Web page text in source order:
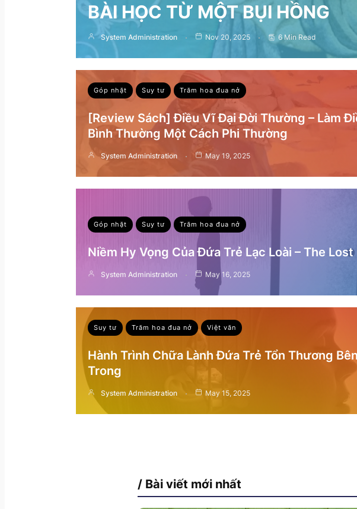
BÀI HỌC TỪ MỘT BỤI HỒNG
System Administration Nov 20, 2025 6 Min Read
Góp nhặt Suy tư Trăm hoa đua nở
[Review Sách] Điều Vĩ Đại Đời Thường – Làm
Bình Thường Một Cách Phi Thường
System Administration May 19, 2025
Góp nhặt Suy tư Trăm hoa đua nở
Niềm Hy Vọng Của Đứa Trẻ Lạc Loài – The Lost
System Administration May 16, 2025
Suy tư Trăm hoa đua nở Việt văn
Hành Trình Chữa Lành Đứa Trẻ Tổn Thương Bên
Trong
System Administration May 15, 2025
/ Bài viết mới nhất